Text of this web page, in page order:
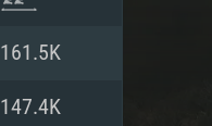
161.5K
147.4K